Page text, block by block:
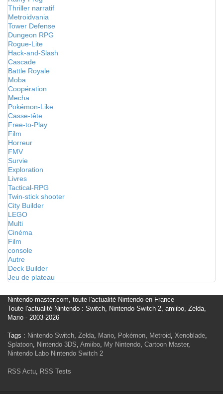
Thriller narratif
Metroidvania
Tower Defense
Dungeon RPG
Rogue-Lite
Hack-and-Slash
Cascade
Battle Royale
Moba
Coopération
Mecha
Pokémon-Like
Casse-tête
Free-to-Play
Film
Horreur
FMV
Survie
Exploration
Livres
Tactical-RPG
Twin-stick shooter
City Builder
LEGO
Multi
Cinéma
Film
console
Autre
Deck Builder
Jeu de plateau
Nintendo-master.com, toute l'actualité Nintendo en France
Toute l'actualité Nintendo : Switch, Nintendo Switch 2, amiibo, Zelda,
Mario - 2003-2026
Tags : Nintendo Switch, Zelda, Mario, Pokémon, Metroid, Xenoblade,
Splatoon, Nintendo 3DS, Amiibo, My Nintendo, Cartoon Master,
Nintendo Labo Nintendo Switch 2
RSS Actu, RSS Tests